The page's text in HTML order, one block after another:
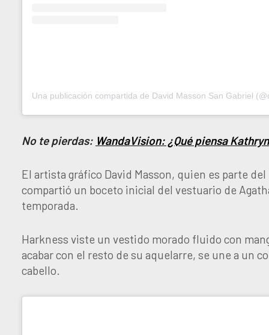
No te pierdas: WandaVision: ¿Qué piensa
El artista gráfico David Masson, quien es parte
compartió un boceto inicial del vestuario de
temporada.
Harkness viste un vestido morado fluido con
acabar con el resto de su aquelarre, se une a un
cabello.